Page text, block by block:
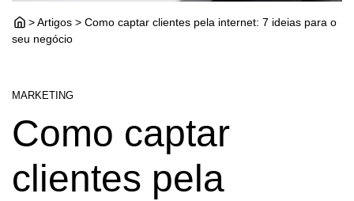
> Artigos > Como captar clientes pela internet: 7 ideias para o
seu negócio
MARKETING
Como captar
clientes pela